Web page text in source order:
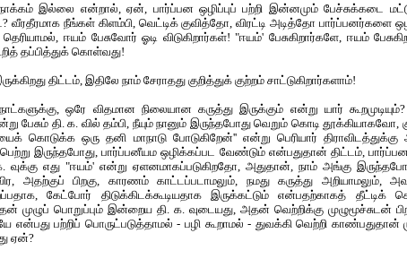
இல்லை என்றால், ஏன், பார்ப்பன ஒழிப்புப் பற்றி இன்னமும் பேச்சுக்கடை
நீங்கள் கிளம்பி, வெட்டிக் குவித்தோ, விரட்டி அடித்தோ பார்ப்பனர்களை
ஈயம் பேசுவோர் ஓடி விடுகிறார்கள்! "ஈயம்' பேசுகிறார்களே, ஈயம்
தப்பித்துக் கொள்வது!
திட்டம், இதிலே நாம் சேராதது குறித்துக் குற்றம் சாட்டுகிறார்களாம்!
ஒரே விதமான நிலையான கருத்து இருக்கும் என்று யார்
பேசும் தி. க. வில் தம்பி, நீயும் நானும் இருந்தபோது வெறும் கொடி தூக்கியாகவோ,
கொடுக்க ஒரு தனி மாநாடு போடுகிறேன்'' என்று பெரியார் திராவிடத்துக்கு
இருந்தபோது, பார்ப்பனீயம ஒழிக்கப்பட வேண்டும் என்பதுதான் திட்டம்,
எது "ஈயம்' என்று ஏளனமாகப்படுகிறதோ, அதுதான், நாம் அங்கு
அதற்குப் பிறகு, காரணம் காட்டப்படாமலும், நமது கருத்து அறியாமலும்,
கேட்போர் திடுக்கிடக்கூடியதாக இருக்கட்டும் என்பதற்காகத் தீட்டிக்
முழுப் பொறுப்பும் இன்றைய தி. க. வுடையது, அதன் வெற்றிக்கு முழுமூச்சுடன்
பற்றிப் பொருட்படுத்தாமல் - பழி கூறாமல் - துவக்கி வெற்றி காண்பதுதான்
ஏன்?